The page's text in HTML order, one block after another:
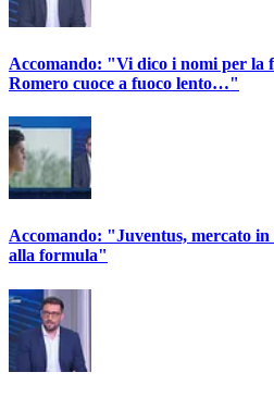
Accomando: "Vi dico i nomi per la
Romero cuoce a fuoco lento…"
Accomando: "Juventus, mercato
alla formula"